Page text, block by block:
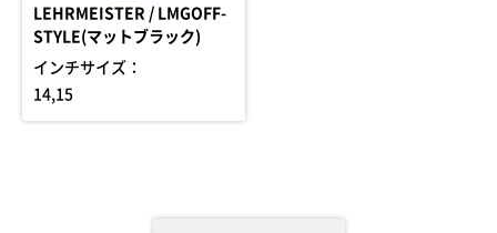
LEHRMEISTER / LMGOFF-
STYLE(マットブラック)
インチサイズ：
14,15